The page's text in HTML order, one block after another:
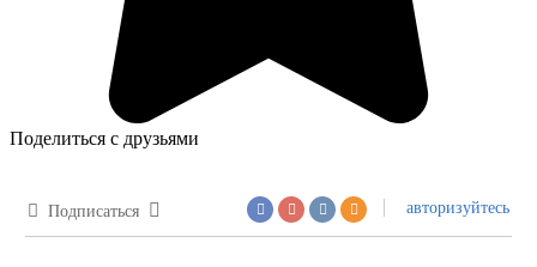
Поделиться с друзьями
Подписаться авторизуйтесь